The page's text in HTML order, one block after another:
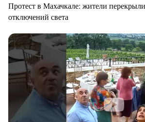
Протест в Махачкале: жители
отключений света